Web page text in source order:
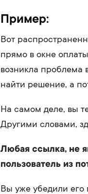
Пример:
Вот
прямо в окне
возникла проблема
найти решение, а
На самом деле, вы
Другими словами,
Любая ссылка, не
пользователь из
Вы уже убедили его